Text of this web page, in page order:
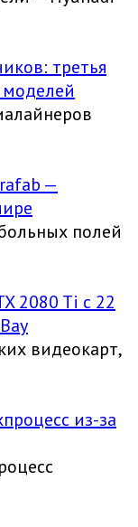
третья
моделей
—
полей
2080 Ti с 22
видеокарт,
из-за